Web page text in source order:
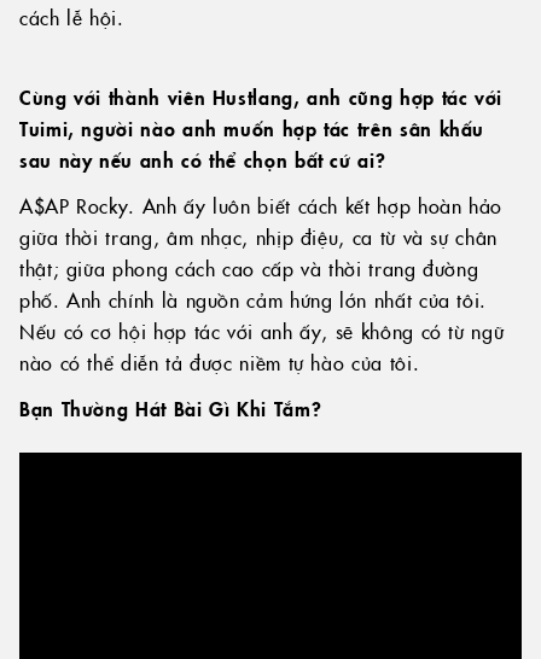
cách lễ hội.
Cùng với thành viên Hustlang, anh cũng hợp tác với
Tuimi, người nào anh muốn hợp tác trên sân khấu
sau này nếu anh có thể chọn bất cứ ai?
A$AP Rocky. Anh ấy luôn biết cách kết hợp hoàn hảo
giữa thời trang, âm nhạc, nhịp điệu, ca từ và sự chân
thật; giữa phong cách cao cấp và thời trang đường
phố. Anh chính là nguồn cảm hứng lớn nhất của tôi.
Nếu có cơ hội hợp tác với anh ấy, sẽ không có từ ngữ
nào có thể diễn tả được niềm tự hào của tôi.
Bạn Thường Hát Bài Gì Khi Tắm?